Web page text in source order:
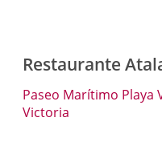
Restaurante
Paseo Marítimo Playa
Victoria